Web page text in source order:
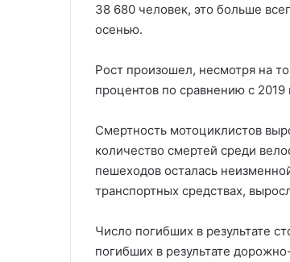
38 680 человек, это больше
осенью.
Рост произошел, несмотря на
процентов по сравнению с 2019
Смертность мотоциклистов
количество смертей среди
пешеходов осталась
транспортных средствах,
Число погибших в результате
погибших в результате